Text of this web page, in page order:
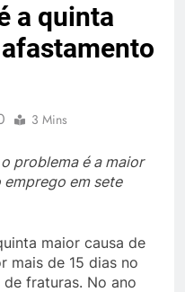
a quinta
3 Mins
problema é a maior
em sete
maior causa de
mais de 15 dias no
fraturas. No ano